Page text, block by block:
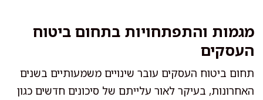
מגמות והתפתחויות בתחום ביטוח
העסקים
תחום ביטוח העסקים עובר שינויים משמעותיים בשנים
האחרונות, בעיקר לאור עלייתם של סיכונים חדשים כגון